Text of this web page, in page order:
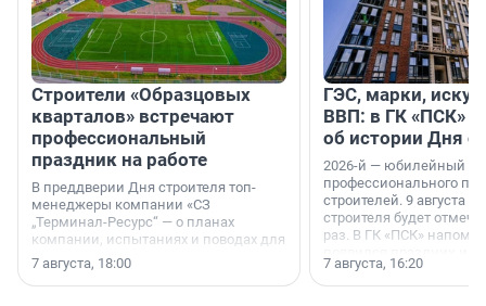
Строители «Образцовых
кварталов» встречают
профессиональный
праздник на работе
В преддверии Дня строителя топ-
менеджеры компании «СЗ
„Терминал-Ресурс“ — о планах
компании, испытаниях и поводах для
осторожного оптимизма.
7 августа, 18:00
ГЭС, марки,
ВВП: в ГК «ПСК»
об истории Дня
2026-й — юбилейный
профессионального
строителей. 9 августа
строителя будет
раз. В ГК «ПСК»
поменялась роль
7 августа, 16:20